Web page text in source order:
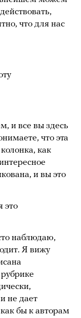
что для нас
и все вы здесь
что эта
как
и вы это
это
наблюдаю,
Я вижу
не дает
бы к авторам